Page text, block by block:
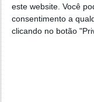
este website. Você
consentimento a
clicando no botão